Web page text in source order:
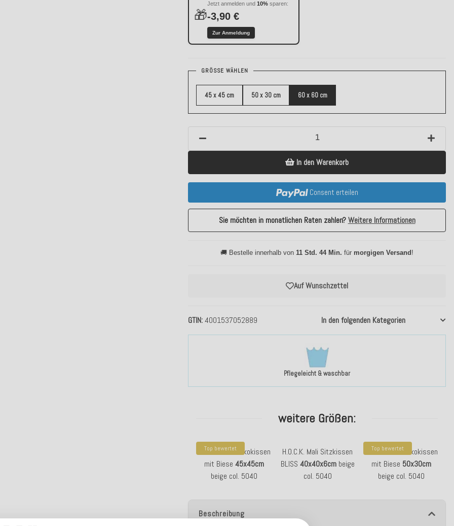
Pflegeleicht & waschbar
GTIN 4001537052889 In den folgenden Kategorien
🎁
Jetzt anmelden und10% sparen:
-3,90 €
Zur Anmeldung
Auf Wunschzettel
GRÖSSE WÄHLEN
45 x 45 cm 50 x 30 cm 60 x 60 cm
In den Warenkorb
Consent erteilen
Sie möchten in monatlichen Raten zahlen?Weitere Informationen
🚚 Bestelle innerhalb von11 Std. 44 Min. für morgigen Versand !
weitere Größen:
Top bewertet
H.O.C.K. Mali Dekokissen
mit Biese 45x45cm
beige col. 5040
H.O.C.K. Mali Sitzkissen
BLISS 40x40x6cmbeige
col. 5040
Top bewertet
H.O.C.K. Mali Dekokissen
mit Biese 50x30cm
beige col. 5040
Beschreibung